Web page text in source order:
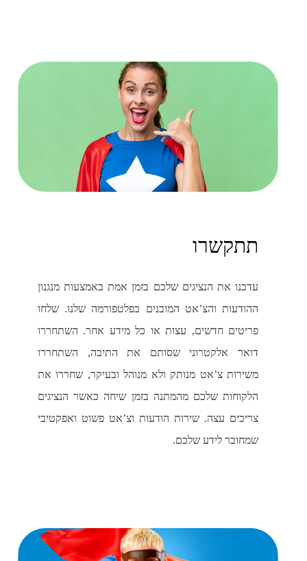
תתקשרו
עדכנו את הנציגים שלכם בזמן אמת באמצעות מנגנון
ההודעות והצ’אט המובנים בפלטפורמה שלנו. שלחו
פריטים חדשים, עצות או כל מידע אחר. השתחררו
דואר אלקטרוני שסותם את התיבה, השתחררו
משירות צ’אט מנותק ולא מנוהל ובעיקר, שחררו את
הלקוחות שלכם מהמתנה בזמן שיחה כאשר הנציגים
צריכים עצה. שירות הודעות וצ’אט פשוט ואפקטיבי
שמחובר לידע שלכם.